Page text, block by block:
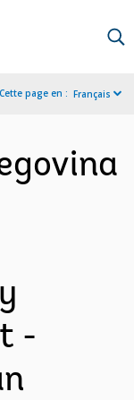
Cette page en : Français
-